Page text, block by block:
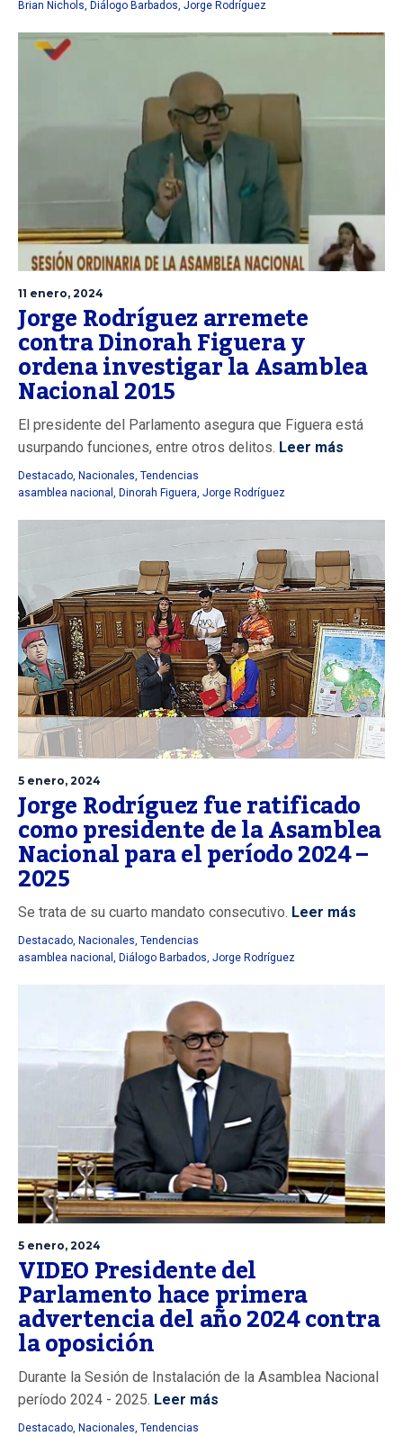
Brian Nichols Diálogo Barbados Jorge Rodríguez
11 enero, 2024
Jorge Rodríguez arremete
contra Dinorah Figuera y
ordena investigar la Asamblea
Nacional 2015
El presidente del Parlamento asegura que Figuera está
usurpando funciones, entre otros delitos. Leer más
Destacado, Nacionales, Tendencias
asamblea nacional , Dinorah Figuera, Jorge Rodríguez
5 enero, 2024
Jorge Rodríguez fue ratificado
como presidente de la Asamblea
Nacional para el período 2024 –
2025
Se trata de su cuarto mandato consecutivo. Leer más
Destacado, Nacionales, Tendencias
asamblea nacional , Diálogo Barbados, Jorge Rodríguez
5 enero, 2024
VIDEO Presidente del
Parlamento hace primera
advertencia del año 2024 contra
la oposición
Durante la Sesión de Instalación de la Asamblea Nacional
período 2024 - 2025. Leer más
Destacado, Nacionales, Tendencias